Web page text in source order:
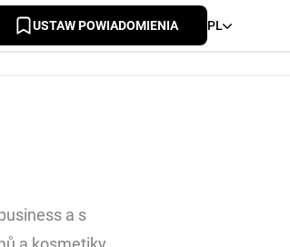
USTAW POWIADOMIENIA PL
a s